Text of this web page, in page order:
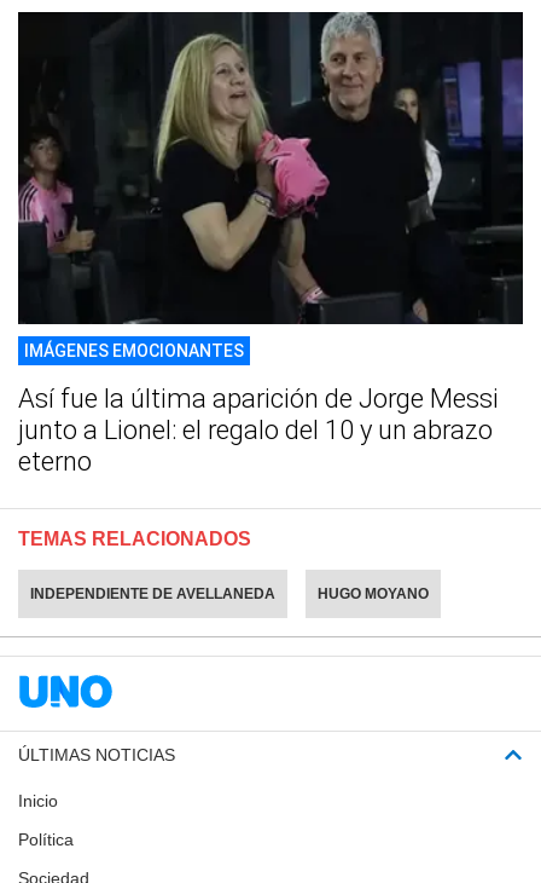
IMÁGENES EMOCIONANTES
Así fue la última aparición de Jorge Messi
junto a Lionel: el regalo del 10 y un abrazo
eterno
TEMAS RELACIONADOS
INDEPENDIENTE DE AVELLANEDA HUGO MOYANO
ÚLTIMAS NOTICIAS
Inicio
Política
Sociedad